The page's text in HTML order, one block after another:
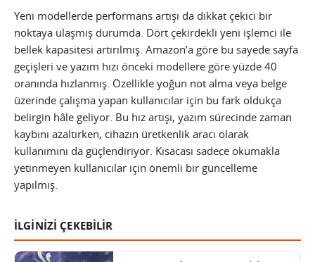
Yeni modellerde performans artışı da dikkat çekici bir
noktaya ulaşmış durumda. Dört çekirdekli yeni işlemci ile
bellek kapasitesi artırılmış. Amazon’a göre bu sayede sayfa
geçişleri ve yazım hızı önceki modellere göre yüzde 40
oranında hızlanmış. Özellikle yoğun not alma veya belge
üzerinde çalışma yapan kullanıcılar için bu fark oldukça
belirgin hâle geliyor. Bu hız artışı, yazım sürecinde zaman
kaybını azaltırken, cihazın üretkenlik aracı olarak
kullanımını da güçlendiriyor. Kısacası sadece okumakla
yetinmeyen kullanıcılar için önemli bir güncelleme
yapılmış.
İLGİNİZİ ÇEKEBİLİR